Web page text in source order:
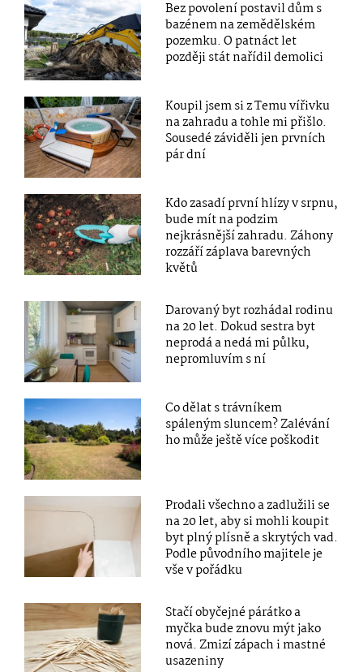
Bez povolení postavil dům s
bazénem na zemědělském
pozemku. O patnáct let
později stát nařídil demolici
Koupil jsem si z Temu vířivku
na zahradu a tohle mi přišlo.
Sousedé záviděli jen prvních
pár dní
Kdo zasadí první hlízy v srpnu,
bude mít na podzim
nejkrásnější zahradu. Záhony
rozzáří záplava barevných
květů
Darovaný byt rozhádal rodinu
na 20 let. Dokud sestra byt
neprodá a nedá mi půlku,
nepromluvím s ní
Co dělat s trávníkem
spáleným sluncem? Zalévání
ho může ještě více poškodit
Prodali všechno a zadlužili se
na 20 let, aby si mohli koupit
byt plný plísně a skrytých vad.
Podle původního majitele je
vše v pořádku
Stačí obyčejné párátko a
myčka bude znovu mýt jako
nová. Zmizí zápach i mastné
usazeniny